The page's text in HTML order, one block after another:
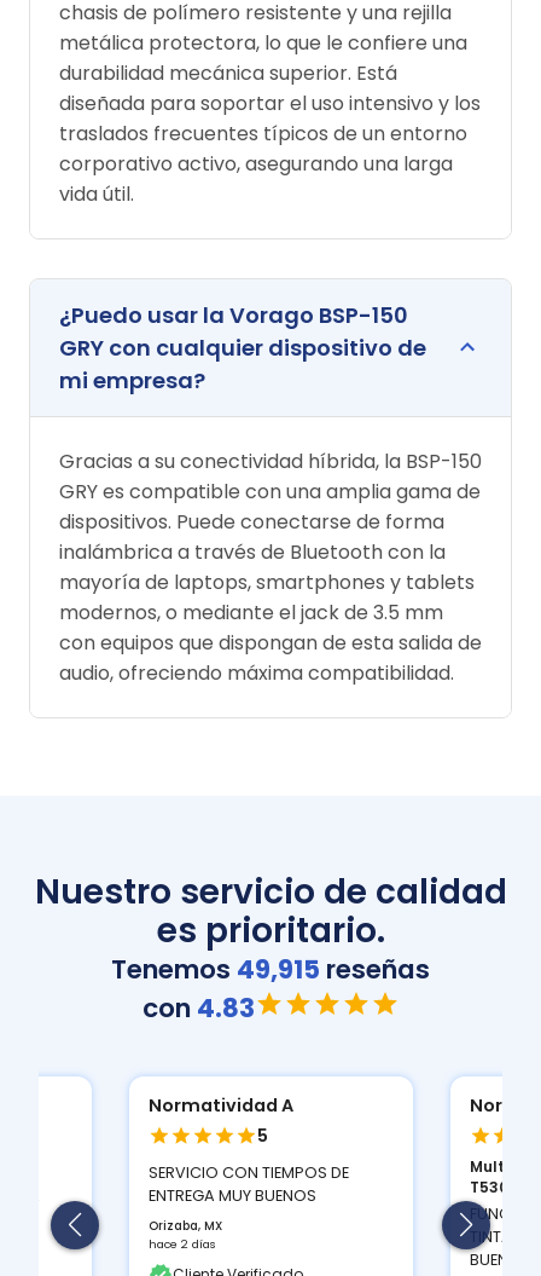
chasis de polímero resistente y una rejilla
metálica protectora, lo que le confiere una
durabilidad mecánica superior. Está
diseñada para soportar el uso intensivo y los
traslados frecuentes típicos de un entorno
corporativo activo, asegurando una larga
vida útil.
¿Puedo usar la Vorago BSP-150
GRY con cualquier dispositivo de
mi empresa?
Gracias a su conectividad híbrida, la BSP-150
GRY es compatible con una amplia gama de
dispositivos. Puede conectarse de forma
inalámbrica a través de Bluetooth con la
mayoría de laptops, smartphones y tablets
modernos, o mediante el jack de 3.5 mm
con equipos que dispongan de esta salida de
audio, ofreciendo máxima compatibilidad.
Nuestro servicio de calidad
es prioritario.
Tenemos 49,915 reseñas
con 4.83
Normatividad A
5
SERVICIO CON TIEMPOS DE
ENTREGA MUY BUENOS
Orizaba, MX
hace 2 días
T530D...
TINTAS
BUEN